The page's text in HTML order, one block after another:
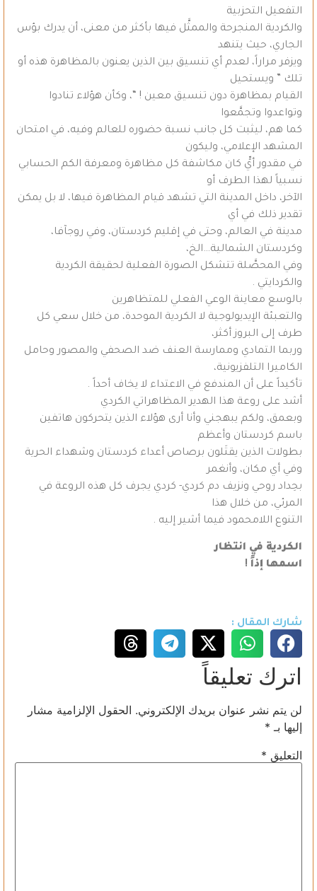
التفعيل التحزبية
والكردية المنجرحة والممثَّل فيها بأكثر من معنى، أن يدرك بؤس
الجاري، حيث يتنهد
ويزفر مراراً، لعدم أي تنسيق بين الذين يعنون بالمظاهرة هذه أو
تلك ” ويستحيل
القيام بمظاهرة دون تنسيق معين ! “، وكأن هؤلاء تنادوا
وتواعدوا وتجمَّعوا
كما هم، ليثبت كل جانب نسبة حضوره للعالم وفيه، في امتحان
المشهد الإعلامي، وليكون
في مقدور أيٍّ كان مكاشفة كل مظاهرة ومعرفة الكم الحسابي
نسبياً لهذا الطرف أو
الآخر، داخل المدينة التي تشهد قيام المظاهرة فيها، لا بل يمكن
تقدير ذلك في أي
مدينة في العالم، وحتى في إقليم كردستان، وفي روجآفا،
وكردستان الشمالية…الخ،
وفي المحصَّلة تتشكل الصورة الفعلية لحقيقة الكردية
والكردايتي .
بالوسع معاينة الوعي الفعلي للمتظاهرين
والتعبئة الإيديولوجية لا الكردية الموحدة، من خلال سعي كل
طرف إلى البروز أكثر،
وربما التمادي وممارسة العنف ضد الصحفي والمصور وحامل
الكاميرا التلفزيونية،
تأكيداً على أن المندفع في الاعتداء لا يخاف أحداً .
أشد على روعة هذا الهدير المظاهراتي الكردي
وبعمق، ولكم يبهجني وأنا أرى هؤلاء الذين يتحركون هاتفين
باسم كردستان وأعظم
بطولات الذين يقتَلون برصاص أعداء كردستان وشهداء الحرية
وفي أي مكان، وأنغمر
بحِداد روحي ونزيف دم كردي- كردي يجرف كل هذه الروعة في
المرئي، من خلال هذا
التنوع اللامحمود فيما أشير إليه .
الكردية في انتظار
اسمها إذاً !
شارك المقال :
اترك تعليقاً
لن يتم نشر عنوان بريدك الإلكتروني. الحقول الإلزامية مشار
إليها بـ *
التعليق *